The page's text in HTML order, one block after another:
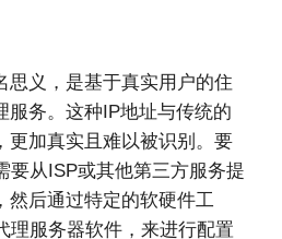
思义，是基于真实用户的住
服务。这种IP地址与传统的
更加真实且难以被识别。要
要从ISP或其他第三方服务提
然后通过特定的软硬件工
理服务器软件，来进行配置